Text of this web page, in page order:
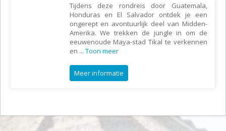
Tijdens deze rondreis door Guatemala,
Honduras en El Salvador ontdek je een
ongerept en avontuurlijk deel van Midden-
Amerika. We trekken de jungle in om de
eeuwenoude Maya-stad Tikal te verkennen
en ... Toon meer
Meer informatie